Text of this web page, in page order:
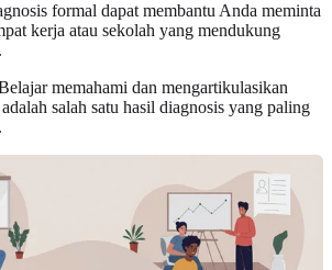
formal dapat membantu Anda meminta
kerja atau sekolah yang mendukung
memahami dan mengartikulasikan
salah satu hasil diagnosis yang paling